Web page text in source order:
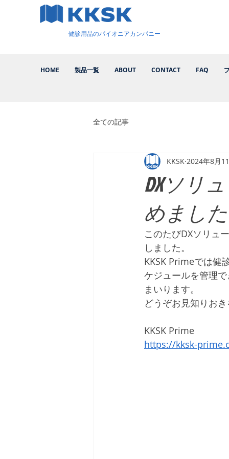
健診用品のパイオニアカンパニー
HOME 製品一覧 ABOUT CONTACT FAQ
全ての記事
DXソリ
めました
KKSK 2024年8月
このたびDXソリュ
しました。
KKSK Primeでは健
ケジュールを管理
まいります。
どうぞお見知りお
KKSK Prime
https://kksk-